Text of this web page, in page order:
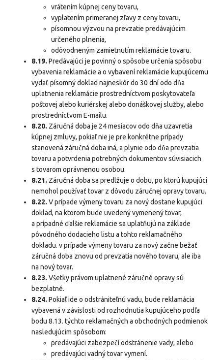
vrátením kúpnej ceny tovaru,
vyplatením primeranej zľavy z ceny tovaru,
písomnou výzvou na prevzatie predávajúcim
určeného plnenia,
odôvodneným zamietnutím reklamácie tovaru.
8.19. Predávajúci je povinný o spôsobe určenia spôsobu
vybavenia reklamácie a o vybavení reklamácie kupujúcemu
vydať písomný doklad najneskôr do 30 dní odo dňa
uplatnenia reklamácie prostredníctvom poskytovateľa
poštovej alebo kuriérskej alebo donáškovej služby, alebo
prostredníctvom E-mailu.
8.20. Záručná doba je 24 mesiacov odo dňa uzavretia
kúpnej zmluvy, pokiaľ nie je pre konkrétne prípady
stanovená záručná doba iná, a plynie odo dňa prevzatia
tovaru a potvrdenia potrebných dokumentov súvisiacich
s tovarom oprávnenou osobou.
8.21. Záručná doba sa predlžuje o dobu, po ktorú kupujúci
nemohol používať tovar z dôvodu záručnej opravy tovaru.
8.22. V prípade výmeny tovaru za nový dostane kupujúci
doklad, na ktorom bude uvedený vymenený tovar,
a prípadné ďalšie reklamácie sa uplatňujú na základe
pôvodného dodacieho listu a tohto reklamačného
dokladu. v prípade výmeny tovaru za nový začne bežať
záručná doba znovu od prevzatia nového tovaru, ale iba
na nový tovar.
8.23. Všetky právom uplatnené záručné opravy sú
bezplatné.
8.24. Pokiaľ ide o odstrániteľnú vadu, bude reklamácia
vybavená v závislosti od rozhodnutia kupujúceho podľa
bodu 8.13. týchto reklamačných a obchodných podmienok
nasledujúcim spôsobom:
predávajúci zabezpečí odstránenie vady, alebo
predávajúci vadný tovar vymení.